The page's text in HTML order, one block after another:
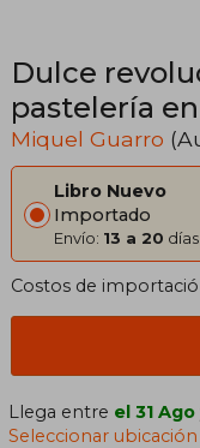
Dulce
pastelería
Miquel Guarro
Libro Nuevo
Importado
Envío: 13 a 20
Costos de
Llega entre el 31 Ago
Seleccionar ubicación